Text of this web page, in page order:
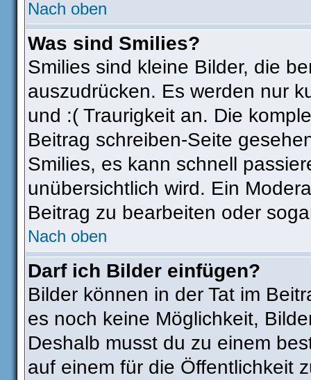
Nach oben
Was sind Smilies?
Smilies sind kleine Bilder, die
auszudrücken. Es werden nur
und :( Traurigkeit an. Die
Beitrag schreiben-Seite
Smilies, es kann schnell
unübersichtlich wird. Ein
Beitrag zu bearbeiten oder
Nach oben
Darf ich Bilder einfügen?
Bilder können in der Tat im
es noch keine Möglichkeit,
Deshalb musst du zu einem
auf einem für die Öffentlichkeit